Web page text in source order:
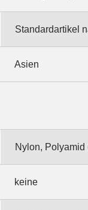
Standardartikel
Asien
Nylon, Polyamid
keine